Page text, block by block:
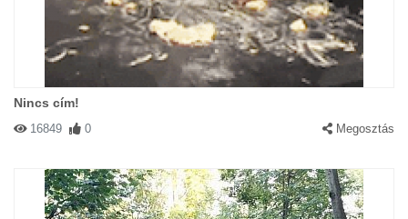
Nincs cím!
16849 0 Megosztás